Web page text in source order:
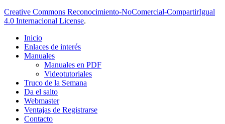
Creative Commons Reconocimiento-NoComercial-CompartirIgual
4.0 Internacional License.
Inicio
Enlaces de interés
Manuales
Manuales en PDF
Videotutoriales
Truco de la Semana
Da el salto
Webmaster
Ventajas de Registrarse
Contacto